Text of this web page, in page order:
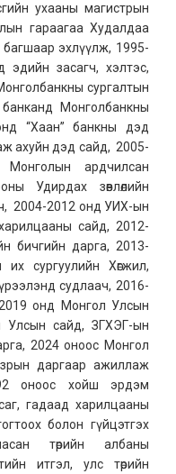
ухааны магистрын
гараагаа Худалдаа
эхлүүлж, 1995-
эдийн засагч, хэлтэс,
сургалтын
Монголбанкны
онд “Хаан” банкны дэд
аж ахуйн дэд сайд, 2005-
ардчилсан
Удирдах зөвлөлийн
2004-2012 онд УИХ-ын
сайд, 2012-
бичгийн дарга, 2013-
сургуулийн Хөгжил,
судлаач, 2016-
онд Монгол Улсын
Улсын сайд, ЗГХЭГ-ын
2024 оноос Монгол
даргаар ажиллаж
оноос хойш эрдэм
гадаад харилцааны
болон гүйцэтгэх
төрийн албаны
итгэл, улс төрийн